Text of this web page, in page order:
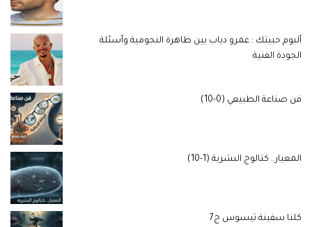
ألبوم حبيتك : عمرو دياب بين ظاهرة النجومية وأسئلة
الجودة الفنية
فن صناعة الطبيعي (0-10)
المعيار.. كتالوج البشرية (1-10)
كلنا سفينة ثيسوس ج7